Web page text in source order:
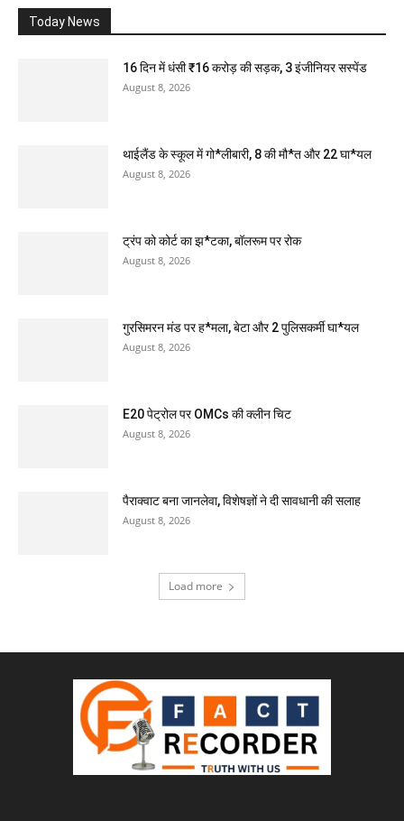
Today News
16 दिन में धंसी ₹16 करोड़ की सड़क, 3 इंजीनियर सस्पेंड
August 8, 2026
थाईलैंड के स्कूल में गो*लीबारी, 8 की मौ*त और 22 घा*यल
August 8, 2026
ट्रंप को कोर्ट का झ*टका, बॉलरूम पर रोक
August 8, 2026
गुरसिमरन मंड पर ह*मला, बेटा और 2 पुलिसकर्मी घा*यल
August 8, 2026
E20 पेट्रोल पर OMCs की क्लीन चिट
August 8, 2026
पैराक्वाट बना जानलेवा, विशेषज्ञों ने दी सावधानी की सलाह
August 8, 2026
Load more